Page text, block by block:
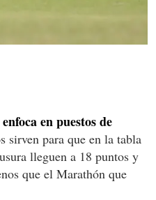
enfoca en puestos de
sirven para que en la tabla
lleguen a 18 puntos y
que el Marathón que